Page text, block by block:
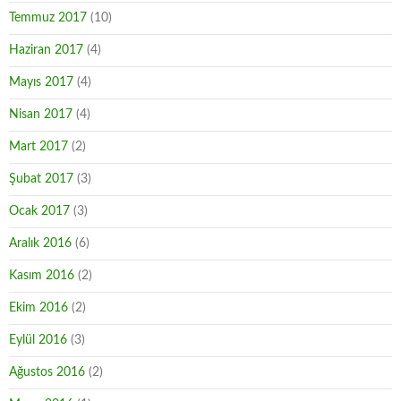
Temmuz 2017 (10)
Haziran 2017 (4)
Mayıs 2017 (4)
Nisan 2017 (4)
Mart 2017 (2)
Şubat 2017 (3)
Ocak 2017 (3)
Aralık 2016 (6)
Kasım 2016 (2)
Ekim 2016 (2)
Eylül 2016 (3)
Ağustos 2016 (2)